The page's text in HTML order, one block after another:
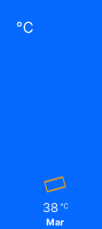
℃
38 ℃
Mar